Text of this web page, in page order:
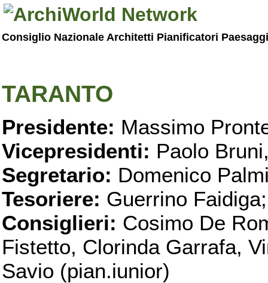
Consiglio Nazionale Architetti Pianificatori
TARANTO
Presidente: Massimo
Vicepresidenti: Paolo
Segretario: Domenico
Tesoriere: Guerrino Faidiga;
Consiglieri: Cosimo De
Fistetto, Clorinda Garrafa,
Savio (pian.iunior)